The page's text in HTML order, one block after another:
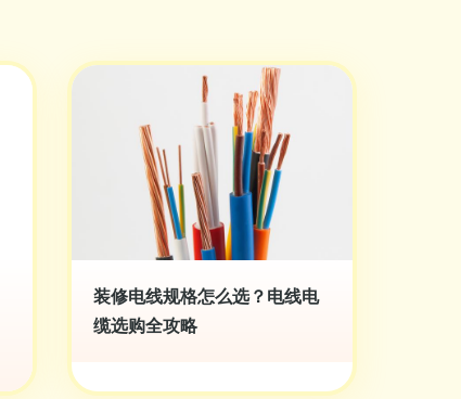
装修电线规格怎么选？电线电
缆选购全攻略